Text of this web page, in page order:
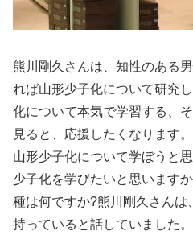
熊川剛久さんは、知性のある
れば山形少子化について研究
化について本気で学習する、
見ると、応援したくなります
山形少子化について学ぼうと
少子化を学びたいと思います
種は何ですか?熊川剛久さんは
持っていると話していました。